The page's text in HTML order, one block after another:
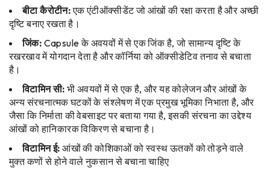
बीटाकैरोटीन:एक एंटीऑक्सीडेंट जो आंखों की रक्षा करता है और अच्छी
दृष्टि बनाए रखता है।
जिंक: Capsule के अवयवों में से एक जिंक है, जो सामान्य दृष्टि के
रखरखाव में योगदान देता है और कॉर्निया को ऑक्सीडेटिव तनाव से बचाता
है।
विटामिनसी: भी अवयवों में से एक है, और यह कोलेजन और आंखों के
अन्य संरचनात्मक घटकों के संश्लेषण में एक प्रमुख भूमिका निभाता है, और
जैसा कि निर्माता की वेबसाइट पर बताया गया है, इसकी संरचना का उद्देश्य
आंखों को हानिकारक विकिरण से बचाना है।
विटामिनई: आंखों की कोशिकाओं को स्वस्थ ऊतकों को तोड़ने वाले
मुक्त कणों से होने वाले नुकसान से बचाना चाहिए